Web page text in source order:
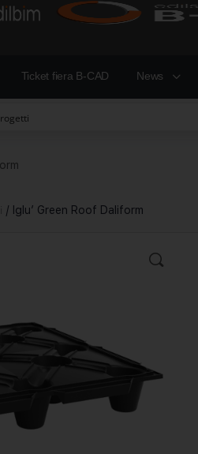
Ticket fiera B-CAD News
/ Iglu’ Green Roof Daliform